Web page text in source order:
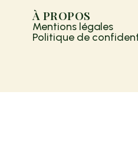
À PROPOS
Mentions légales
Politique de